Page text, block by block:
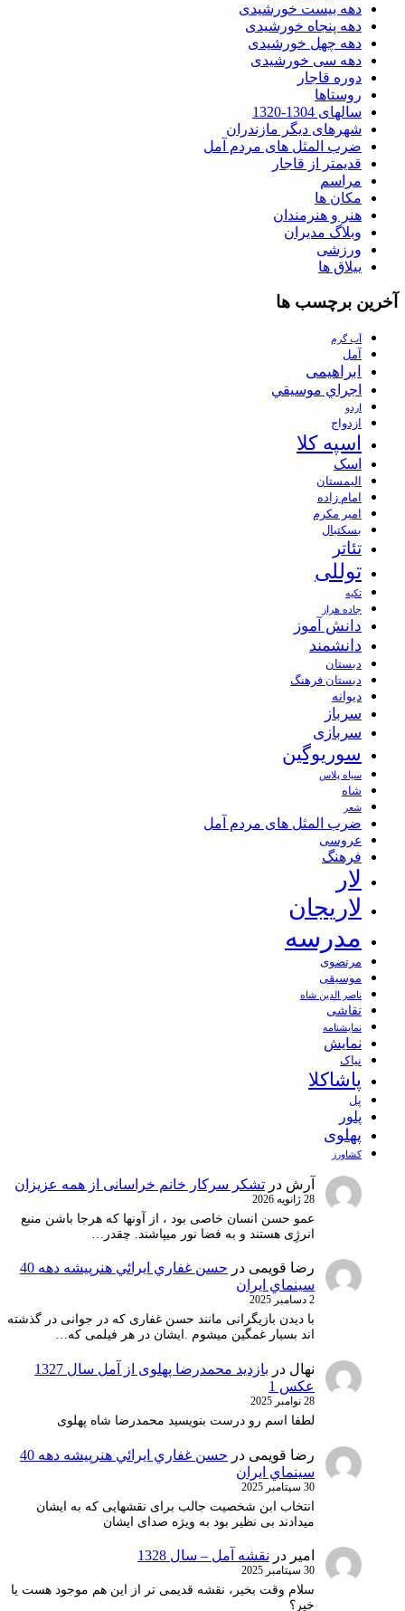
دهه بیست خورشیدی
دهه پنجاه خورشیدی
دهه چهل خورشیدی
دهه سی خورشیدی
دوره قاجار
روستاها
سالهای 1304-1320
شهرهای دیگر مازندران
ضرب المثل های مردم آمل
قدیمتر از قاجار
مراسم
مکان ها
هنر و هنرمندان
وبلاگ مدیران
ورزشی
ییلاق ها
آخرین برچسب ها
آب گرم
آمل
ابراهیمی
اجراي موسيقي
اردو
ازدواج
اسپه کلا
اسک
الیمستان
امام زاده
امیر مکرم
بسکتبال
تئاتر
توللی
تکیه
جاده هراز
دانش آموز
دانشمند
دبستان
دبستان فرهنگ
دیوانه
سرباز
سربازی
سوریوگین
سیاه پلاس
شاه
شعر
ضرب المثل های مردم آمل
عروسی
فرهنگ
لار
لاریجان
مدرسه
مرتضوی
موسیقی
ناصر الدین شاه
نقاشی
نمايشنامه
نمایش
نیاک
پاشاکلا
پل
پلور
پهلوی
کشاورز
آرش در تشکر سرکار خانم خراسانی از همه عزیزان
28 ژانویه 2026
عمو حسن انسان خاصی بود ، از آونها که هرجا باشن منبع
انرژِی هستند و به فضا نور میپاشند. چقدر…
رضا قویمی در
حسن غفاري ايرائي هنرپيشه دهه 40
سينماي ايران
2 دسامبر 2025
با دیدن بازیگرانی مانند حسن غفاری که در جوانی در گذشته
اند بسیار غمگین میشوم .ایشان در هر فیلمی که…
نهال در
بازدید محمدرضا پهلوی از آمل سال 1327
عکس 1
28 نوامبر 2025
لطفا اسم رو درست بنویسید محمدرضا شاه پهلوی
رضا قویمی در
حسن غفاري ايرائي هنرپيشه دهه 40
سينماي ايران
30 سپتامبر 2025
انتخاب ابن شخصیت جالب برای نقشهایی که به ایشان
میدادند بی نظیر بود به ویژه صدای ایشان
امیر در نقشه آمل – سال 1328
30 سپتامبر 2025
سلام وقت بخیر، نقشه قدیمی تر از این هم موجود هست یا
خیر؟